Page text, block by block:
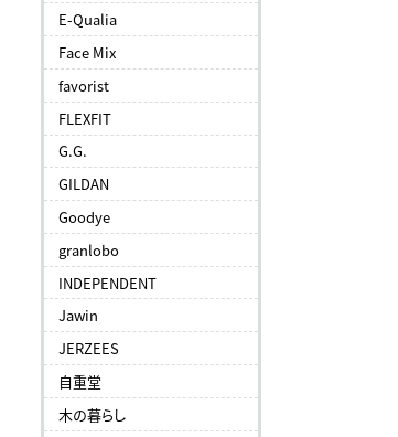
E-Qualia
Face Mix
favorist
FLEXFIT
G.G.
GILDAN
Goodye
granlobo
INDEPENDENT
Jawin
JERZEES
自重堂
木の暮らし